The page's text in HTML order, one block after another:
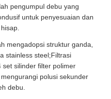
pengumpul debu yang
untuk penyesuaian dan
mengadopsi struktur ganda,
stainless steel;Filtrasi
set silinder filter polimer
polusi sekunder
debu.